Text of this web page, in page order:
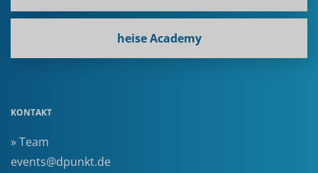
heise Academy
KONTAKT
» Team
events@dpunkt.de